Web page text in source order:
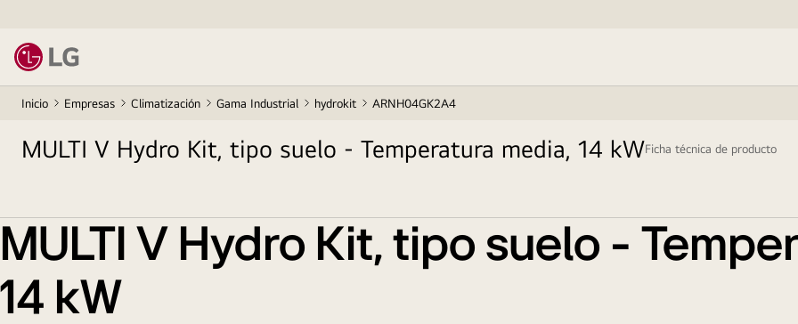
Inicio Empresas Climatización Gama Industrial hydrokit ARNH04GK2A4
MULTI V Hydro Kit, tipo suelo - Temperatura media, 14 kWFicha técnica de producto
MULTI V Hydro Kit, tipo suelo -
14 kW